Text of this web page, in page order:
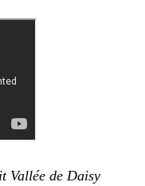
Vallée de Daisy